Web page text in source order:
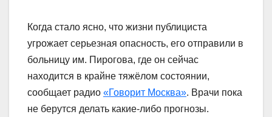
Когда стало ясно, что жизни публициста
угрожает серьезная опасность, его отправили в
больницу им. Пирогова, где он сейчас
находится в крайне тяжёлом состоянии,
сообщает радио «Говорит Москва». Врачи пока
не берутся делать какие-либо прогнозы.